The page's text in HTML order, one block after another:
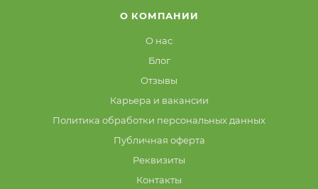
О КОМПАНИИ
О нас
Блог
Отзывы
Карьера и вакансии
Политика обработки персональных данных
Публичная оферта
Реквизиты
Контакты